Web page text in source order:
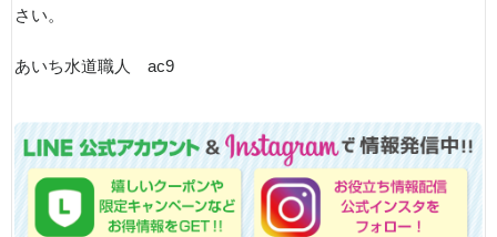
さい。
あいち水道職人 ac9